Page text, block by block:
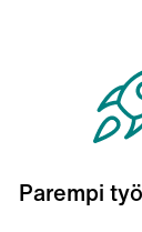
Parempi